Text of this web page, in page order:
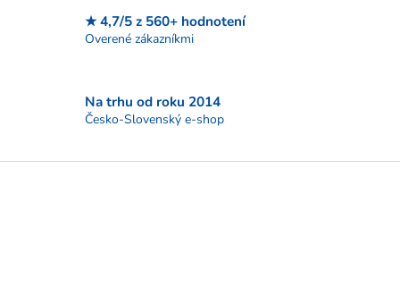
ý
p
★ 4,7/5 z 560+ hodnotení
Overené zákazníkmi
Na trhu od roku 2014
Česko-Slovenský e-shop
Z